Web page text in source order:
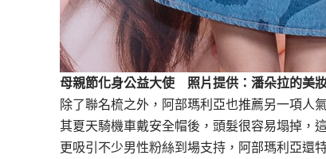
母親節化身公益大使 照片提供：潘朵拉的美
除了聯名梳之外，阿部瑪利亞也推薦另一項人
其夏天騎機車戴安全帽後，頭髮很容易塌掉，
更吸引不少男性粉絲到場支持，阿部瑪利亞還